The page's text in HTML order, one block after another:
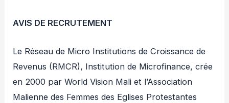
AVIS DE RECRUTEMENT
Le Réseau de Micro Institutions de Croissance de
Revenus (RMCR), Institution de Microfinance, crée
en 2000 par World Vision Mali et l’Association
Malienne des Femmes des Eglises Protestantes